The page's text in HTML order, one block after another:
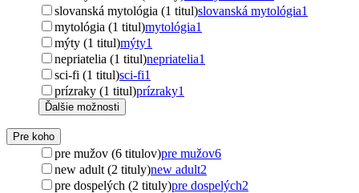
slovanská mytológia (1 titul)slovanská mytológia1
mytológia (1 titul)mytológia1
mýty (1 titul)mýty1
nepriatelia (1 titul)nepriatelia1
sci-fi (1 titul)sci-fi1
prízraky (1 titul)prízraky1
Ďalšie možnosti
Pre koho
pre mužov (6 titulov)pre mužov6
new adult (2 tituly)new adult2
pre dospelých (2 tituly)pre dospelých2